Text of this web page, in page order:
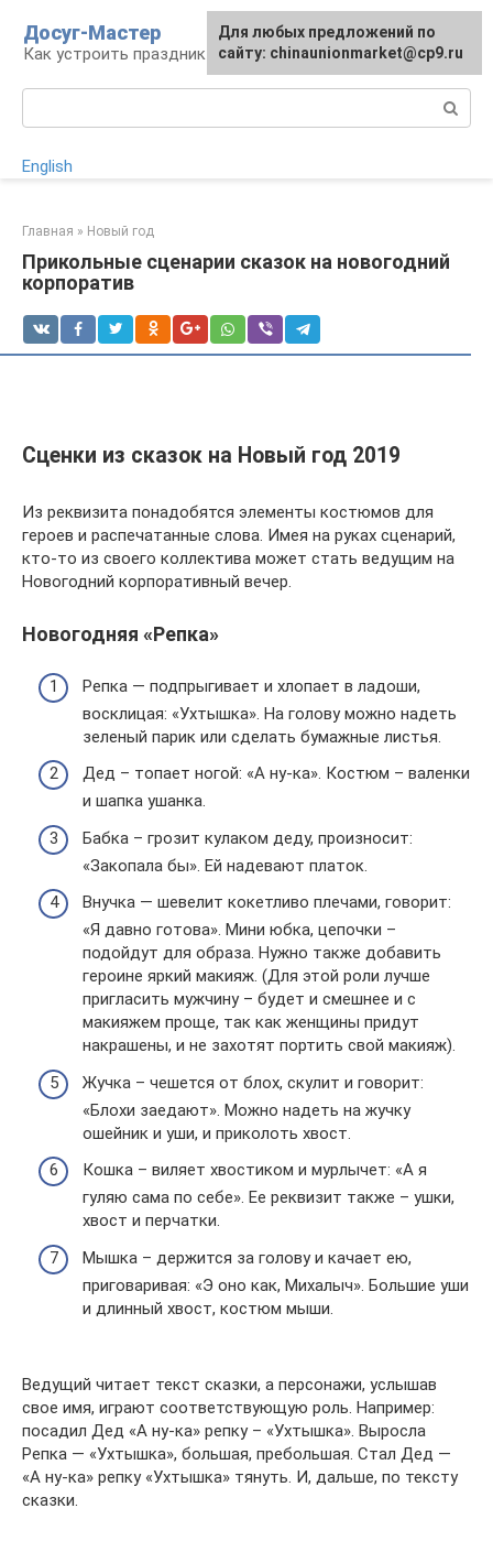
контенту
Досуг-Мастер
Как устроить праздник
English
Главная » Новый год
Прикольные сценарии сказок на новогодний
корпоратив
Сценки из сказок на Новый год 2019
Из реквизита понадобятся элементы костюмов для
героев и распечатанные слова. Имея на руках сценарий,
кто-то из своего коллектива может стать ведущим на
Новогодний корпоративный вечер.
Новогодняя «Репка»
Репка — подпрыгивает и хлопает в ладоши,
восклицая: «Ухтышка». На голову можно надеть
зеленый парик или сделать бумажные листья.
Дед – топает ногой: «А ну-ка». Костюм – валенки
и шапка ушанка.
Бабка – грозит кулаком деду, произносит:
«Закопала бы». Ей надевают платок.
Внучка — шевелит кокетливо плечами, говорит:
«Я давно готова». Мини юбка, цепочки –
подойдут для образа. Нужно также добавить
героине яркий макияж. (Для этой роли лучше
пригласить мужчину – будет и смешнее и с
макияжем проще, так как женщины придут
накрашены, и не захотят портить свой макияж).
Жучка – чешется от блох, скулит и говорит:
«Блохи заедают». Можно надеть на жучку
ошейник и уши, и приколоть хвост.
Кошка – виляет хвостиком и мурлычет: «А я
гуляю сама по себе». Ее реквизит также – ушки,
хвост и перчатки.
Мышка – держится за голову и качает ею,
приговаривая: «Э оно как, Михалыч». Большие уши
и длинный хвост, костюм мыши.
Ведущий читает текст сказки, а персонажи, услышав
свое имя, играют соответствующую роль. Например:
посадил Дед «А ну-ка» репку – «Ухтышка». Выросла
Репка — «Ухтышка», большая, пребольшая. Стал Дед —
«А ну-ка» репку «Ухтышка» тянуть. И, дальше, по тексту
сказки.
Для любых предложений по
сайту: chinaunionmarket@cp9.ru
Для любых предложений по
сайту: chinaunionmarket@cp9.ru